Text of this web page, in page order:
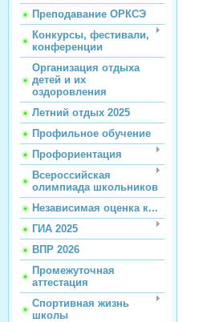
Преподавание ОРКСЭ
Конкурсы, фестивали,
конференции
Организация отдыха
детей и их
оздоровления
Летний отдых 2025
Профильное обучение
Профориентация
Всероссийская
олимпиада школьников
Независимая оценка к...
ГИА 2025
ВПР 2026
Промежуточная
аттестация
Спортивная жизнь
школы